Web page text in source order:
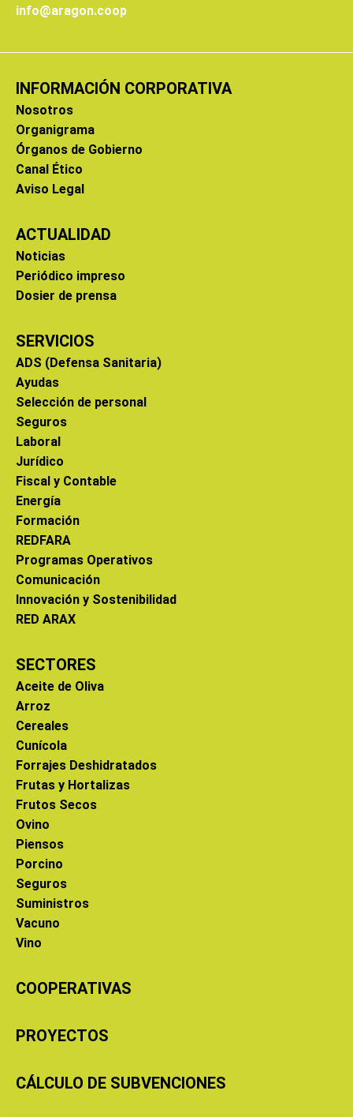
info@aragon.coop
INFORMACIÓN CORPORATIVA
Nosotros
Organigrama
Órganos de Gobierno
Canal Ético
Aviso Legal
ACTUALIDAD
Noticias
Periódico impreso
Dosier de prensa
SERVICIOS
ADS (Defensa Sanitaria)
Ayudas
Selección de personal
Seguros
Laboral
Jurídico
Fiscal y Contable
Energía
Formación
REDFARA
Programas Operativos
Comunicación
Innovación y Sostenibilidad
RED ARAX
SECTORES
Aceite de Oliva
Arroz
Cereales
Cunícola
Forrajes Deshidratados
Frutas y Hortalizas
Frutos Secos
Ovino
Piensos
Porcino
Seguros
Suministros
Vacuno
Vino
COOPERATIVAS
PROYECTOS
CÁLCULO DE SUBVENCIONES